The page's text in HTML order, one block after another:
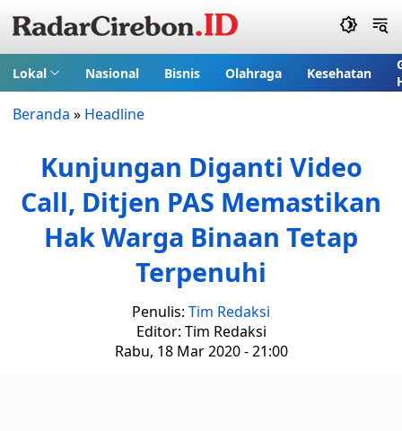
Lokal Nasional Bisnis Olahraga Kesehatan
Beranda » Headline
Kunjungan Diganti Video
Call, Ditjen PAS Memastikan
Hak Warga Binaan Tetap
Terpenuhi
Penulis: Tim Redaksi
Editor: Tim Redaksi
Rabu, 18 Mar 2020 - 21:00